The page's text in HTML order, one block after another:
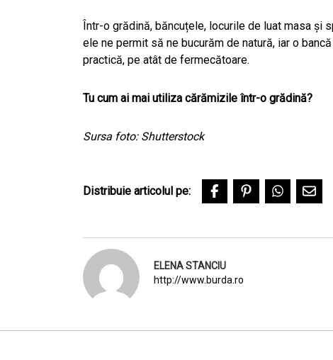
Într-o grădină, băncuțele, locurile de luat masa și
ele ne permit să ne bucurăm de natură, iar o
practică, pe atât de fermecătoare.
Tu cum ai mai utiliza cărămizile într-o grădină?
Sursa foto: Shutterstock
Distribuie articolul pe:
ELENA STANCIU
http://www.burda.ro